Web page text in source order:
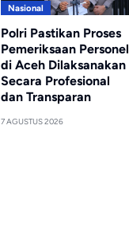
Nasional
Polri Pastikan Proses
Pemeriksaan Personel
di Aceh Dilaksanakan
Secara Profesional
dan Transparan
7 AGUSTUS 2026